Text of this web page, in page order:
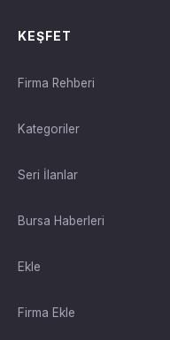
KEŞFET
Firma Rehberi
Kategoriler
Seri İlanlar
Bursa Haberleri
Ekle
Firma Ekle